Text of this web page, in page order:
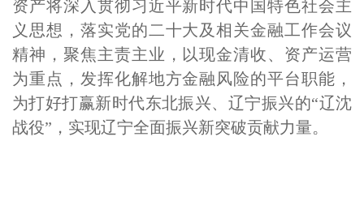
资产将深入贯彻习近平新时代中国特色社会主
义思想，落实党的二十大及相关金融工作会议
精神，聚焦主责主业，以现金清收、资产运营
为重点，发挥化解地方金融风险的平台职能，
为打好打赢新时代东北振兴、辽宁振兴的“辽沈
战役”，实现辽宁全面振兴新突破贡献力量。